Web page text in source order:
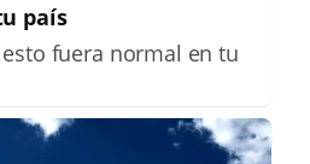
país
fuera normal en tu